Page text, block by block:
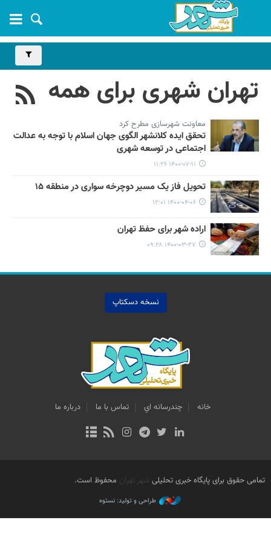
تهران شهری برای همه
معاونت شهرسازی مطرح کرد
تحقق ایده کلانشهر الگوی جهان اسلام با توجه به عدالت
اجتماعی در توسعه شهری
۱۴۰۰-۰۷-۱۱ ۱۱:۲۶
تحویل فاز یک مسیر دوچرخه سواری در منطقه ۱۵
۱۴۰۰-۰۴-۰۶ ۱۲:۰۱
اراده شهر برای حفظ تهران
۱۴۰۰-۰۳-۲۷ ۰۹:۲۸
نسخه دسکتاپ
خانه چندرسانه اي تماس با ما درباره ما
تمامی حقوق برای پایگاه خبری تحلیلی شهر تهران محفوظ است.
طراحی و تولید: نستوه